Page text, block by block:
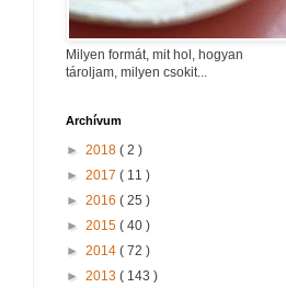
Milyen formát, mit hol, hogyan
tároljam, milyen csokit...
Archívum
► 2018 ( 2 )
► 2017 ( 11 )
► 2016 ( 25 )
► 2015 ( 40 )
► 2014 ( 72 )
► 2013 ( 143 )